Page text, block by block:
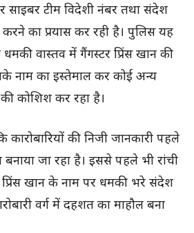
टीम विदेशी नंबर तथा संदेश
का प्रयास कर रही है। पुलिस यह
वास्तव में गैंगस्टर प्रिंस खान की
नाम का इस्तेमाल कर कोई अन्य
कोशिश कर रहा है।
की निजी जानकारी पहले
बनाया जा रहा है। इससे पहले भी रांची
प्रिंस खान के नाम पर धमकी भरे संदेश
वर्ग में दहशत का माहौल बना